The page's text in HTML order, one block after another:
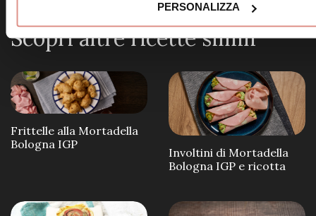
PERSONALIZZA
Scopri altre ricette simili
Frittelle alla Mortadella
Bologna IGP
Involtini di Mortadella
Bologna IGP e ricotta